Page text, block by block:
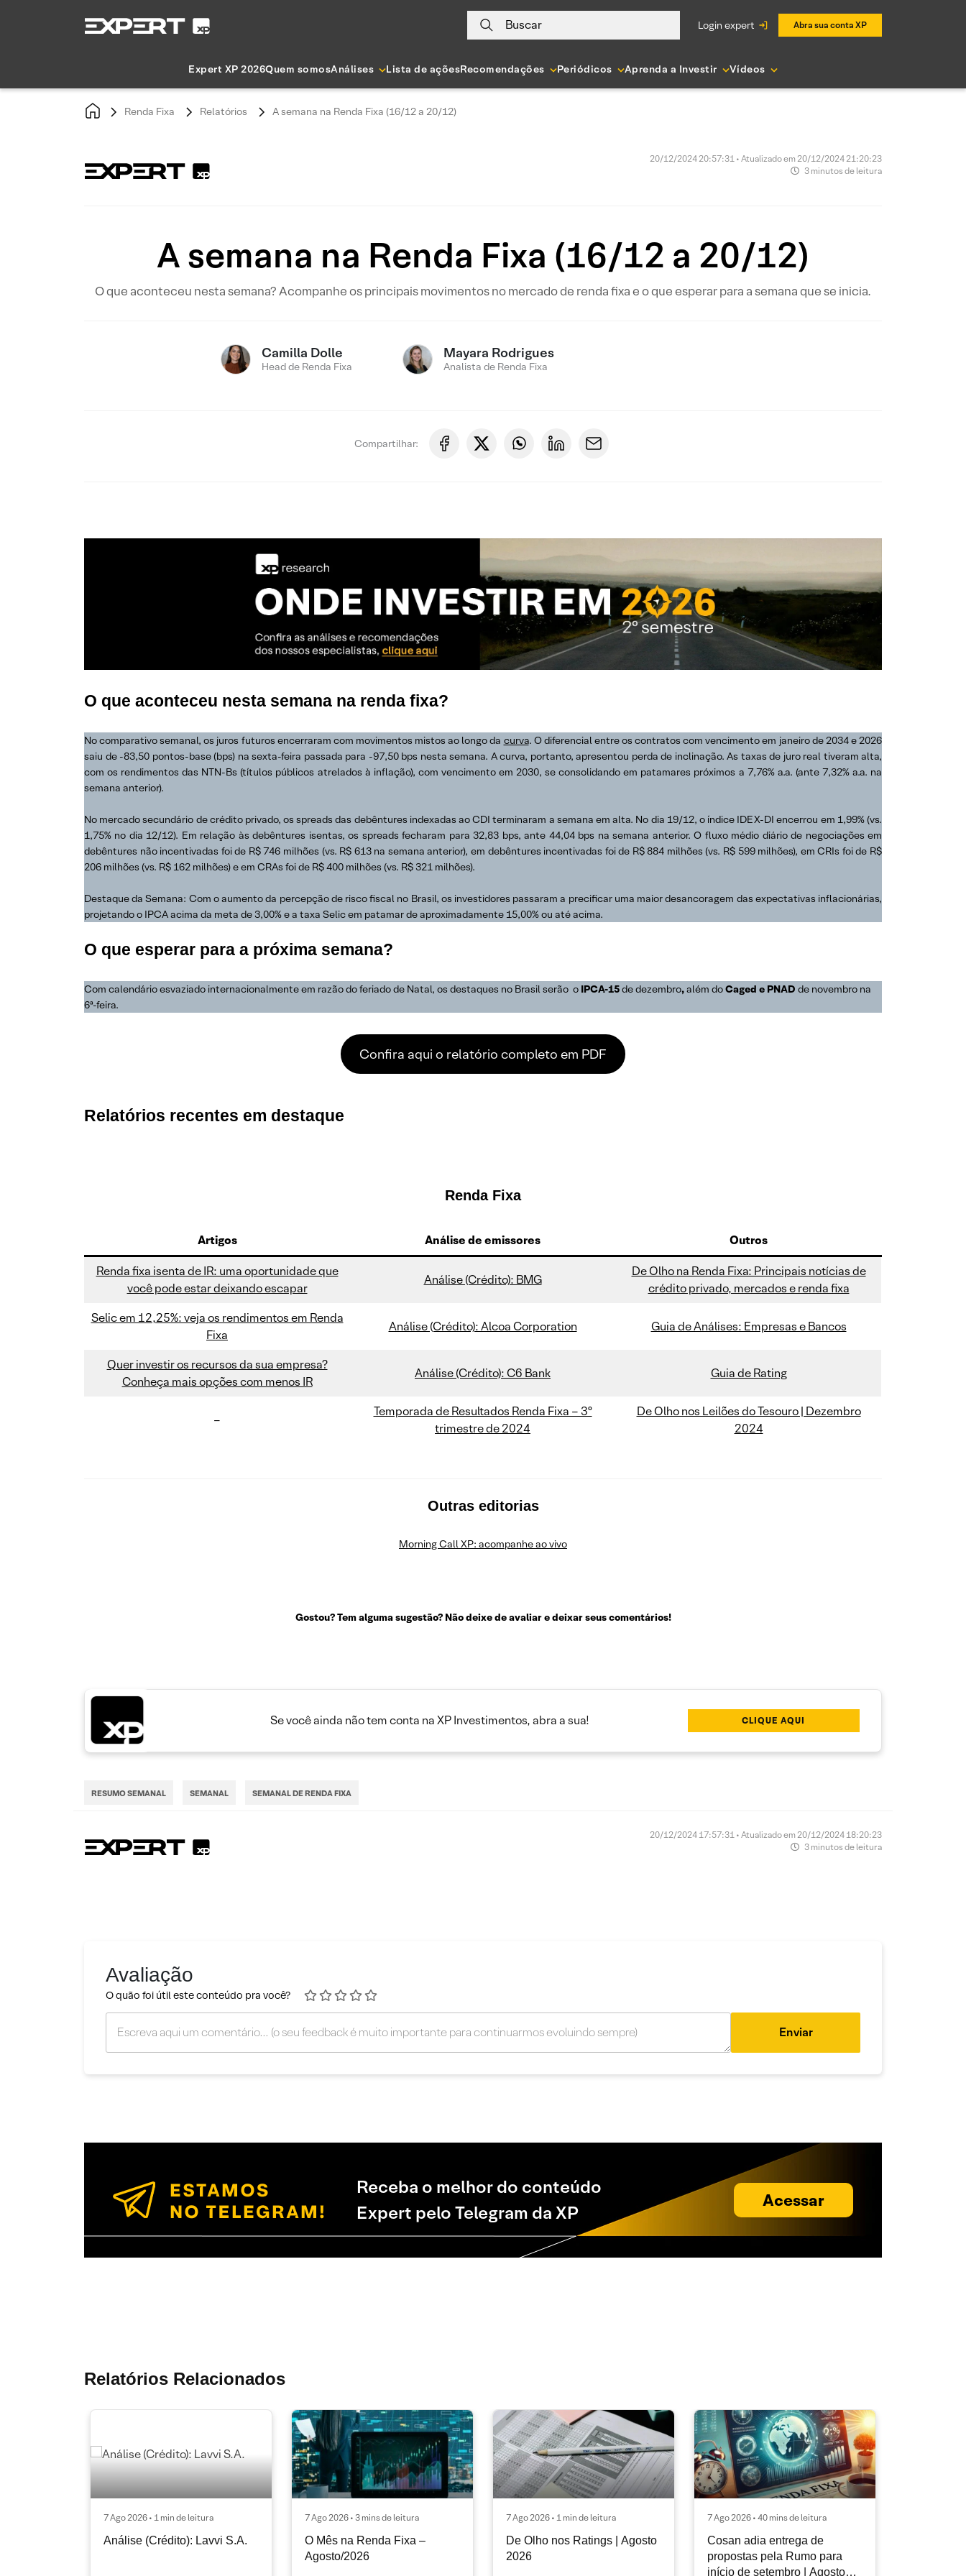
Buscar login expert Abra sua conta XP
Expert XP 2026Quem somosAnálises Lista de açõesRecomendações Periódicos Aprenda a Investir Vídeos
Renda Fixa Relatórios A semana na Renda Fixa (16/12 a 20/12)
20/12/2024 20:57:31 • Atualizado em 20/12/2024 21:20:23
3 minutos de leitura
A semana na Renda Fixa (16/12 a 20/12)
O que aconteceu nesta semana? Acompanhe os principais movimentos no mercado de renda fixa e o que esperar para a semana que se inicia.
Camilla Dolle
Head de Renda Fixa
Mayara Rodrigues
Analista de Renda Fixa
Compartilhar:
O que aconteceu nesta semana na renda fixa?
No comparativo semanal, os juros futuros encerraram com movimentos mistos ao longo da curva. O diferencial entre os contratos com vencimento em janeiro de 2034 e 2026
saiu de -83,50 pontos-base (bps) na sexta-feira passada para -97,50 bps nesta semana. A curva, portanto, apresentou perda de inclinação. As taxas de juro real tiveram alta,
com os rendimentos das NTN-Bs (títulos públicos atrelados à inflação), com vencimento em 2030, se consolidando em patamares próximos a 7,76% a.a. (ante 7,32% a.a. na
semana anterior).
No mercado secundário de crédito privado, os spreads das debêntures indexadas ao CDI terminaram a semana em alta. No dia 19/12, o índice IDEX-DI encerrou em 1,99% (vs.
1,75% no dia 12/12). Em relação às debêntures isentas, os spreads fecharam para 32,83 bps, ante 44,04 bps na semana anterior. O fluxo médio diário de negociações em
debêntures não incentivadas foi de R$ 746 milhões (vs. R$ 613 na semana anterior), em debêntures incentivadas foi de R$ 884 milhões (vs. R$ 599 milhões), em CRIs foi de R$
206 milhões (vs. R$ 162 milhões) e em CRAs foi de R$ 400 milhões (vs. R$ 321 milhões).
Destaque da Semana: Com o aumento da percepção de risco fiscal no Brasil, os investidores passaram a precificar uma maior desancoragem das expectativas inflacionárias,
projetando o IPCA acima da meta de 3,00% e a taxa Selic em patamar de aproximadamente 15,00% ou até acima.
O que esperar para a próxima semana?
Com calendário esvaziado internacionalmente em razão do feriado de Natal, os destaques no Brasil serão o IPCA-15de dezembro,além doCaged e PNAD de novembro na
6ª-feira.
Confira aqui o relatório completo em PDF
Relatórios recentes em destaque
Renda Fixa
Artigos Análise de emissores Outros
Renda fixa isenta de IR: uma oportunidade que
você pode estar deixando escapar
Análise (Crédito): BMG
De Olho na Renda Fixa: Principais notícias de
crédito privado, mercados e renda fixa
Selic em 12,25%: veja os rendimentos em Renda
Fixa
Análise (Crédito): Alcoa Corporation Guia de Análises: Empresas e Bancos
Quer investir os recursos da sua empresa?
Conheça mais opções com menos IR
Análise (Crédito): C6 Bank Guia de Rating
–
Temporada de Resultados Renda Fixa – 3º
trimestre de 2024
De Olho nos Leilões do Tesouro | Dezembro
2024
Outras editorias
Morning Call XP: acompanhe ao vivo
Gostou? Tem alguma sugestão? Não deixe de avaliar e deixar seus comentários!
Se você ainda não tem conta na XP Investimentos, abra a sua! CLIQUE AQUI
RESUMO SEMANAL SEMANAL SEMANAL DE RENDA FIXA
20/12/2024 17:57:31 • Atualizado em 20/12/2024 18:20:23
3 minutos de leitura
Avaliação
O quão foi útil este conteúdo pra você?
Enviar
Receba o melhor do conteúdo
Expert pelo Telegram da XP
Acessar
Relatórios Relacionados
7 Ago 2026 • 1 min de leitura
Análise (Crédito): Lavvi S.A.
7 Ago 2026 • 3 mins de leitura
O Mês na Renda Fixa –
Agosto/2026
7 Ago 2026 • 1 min de leitura
De Olho nos Ratings | Agosto
2026
7 Ago 2026 • 40 mins de leitura
Cosan adia entrega de
propostas pela Rumo para
início de setembro | Agosto